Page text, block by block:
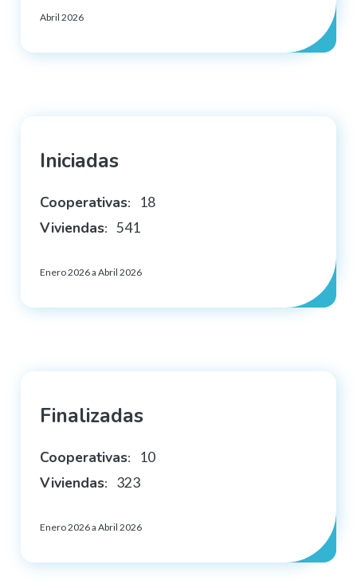
Abril 2026
Iniciadas
Cooperativas: 18
Viviendas: 541
Enero 2026 a Abril 2026
Finalizadas
Cooperativas: 10
Viviendas: 323
Enero 2026 a Abril 2026